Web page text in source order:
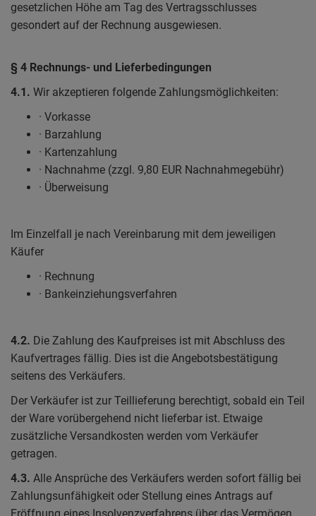
gesetzlichen Höhe am Tag des Vertragsschlusses
gesondert auf der Rechnung ausgewiesen.
§ 4 Rechnungs- und Lieferbedingungen
4.1. Wir akzeptieren folgende Zahlungsmöglichkeiten:
· Vorkasse
· Barzahlung
· Kartenzahlung
· Nachnahme (zzgl. 9,80 EUR Nachnahmegebühr)
· Überweisung
Im Einzelfall je nach Vereinbarung mit dem jeweiligen
Käufer
· Rechnung
· Bankeinziehungsverfahren
4.2. Die Zahlung des Kaufpreises ist mit Abschluss des
Kaufvertrages fällig. Dies ist die Angebotsbestätigung
seitens des Verkäufers.
Der Verkäufer ist zur Teillieferung berechtigt, sobald ein Teil
der Ware vorübergehend nicht lieferbar ist. Etwaige
zusätzliche Versandkosten werden vom Verkäufer
getragen.
4.3. Alle Ansprüche des Verkäufers werden sofort fällig bei
Zahlungsunfähigkeit oder Stellung eines Antrags auf